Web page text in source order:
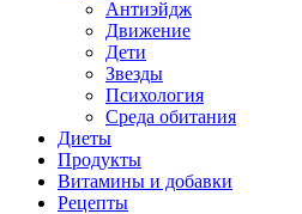
Антиэйдж
Движение
Дети
Звезды
Психология
Среда обитания
Диеты
Продукты
Витамины и добавки
Рецепты